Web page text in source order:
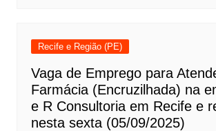
Recife e Região (PE)
Vaga de Emprego para
Farmácia (Encruzilhada) na
e R Consultoria em Recife e
nesta sexta (05/09/2025)